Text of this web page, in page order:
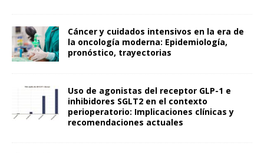
Cáncer y cuidados intensivos en la era de
la oncología moderna: Epidemiología,
pronóstico, trayectorias
Uso de agonistas del receptor GLP-1 e
inhibidores SGLT2 en el contexto
perioperatorio: Implicaciones clínicas y
recomendaciones actuales